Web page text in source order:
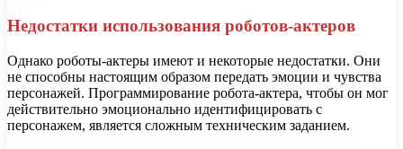
Недостатки использования роботов-актеров
Однако роботы-актеры имеют и некоторые недостатки. Они
не способны настоящим образом передать эмоции и чувства
персонажей. Программирование робота-актера, чтобы он мог
действительно эмоционально идентифицировать с
персонажем, является сложным техническим заданием.